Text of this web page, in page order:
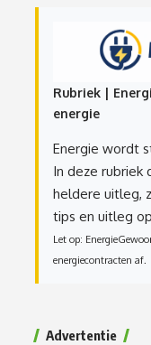
Rubriek |
energie
Energie wordt
In deze rubriek
heldere uitleg,
tips en uitleg
Let op:
energiecontracten af.
Advertentie